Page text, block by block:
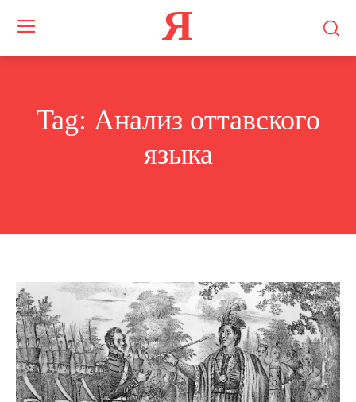
Я
Tag: Анализ оттавского
языка